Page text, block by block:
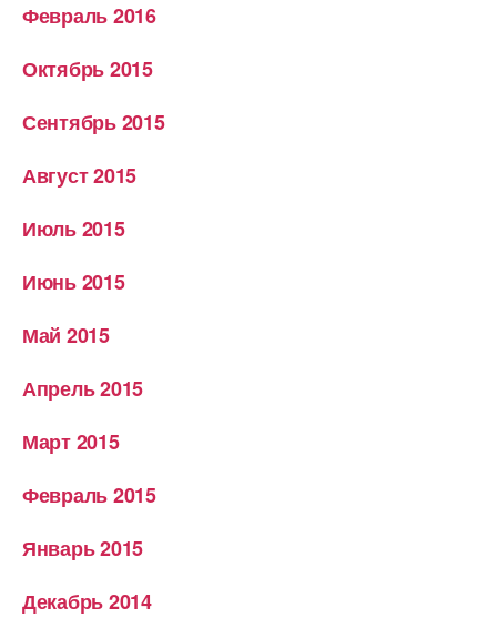
Февраль 2016
Октябрь 2015
Сентябрь 2015
Август 2015
Июль 2015
Июнь 2015
Май 2015
Апрель 2015
Март 2015
Февраль 2015
Январь 2015
Декабрь 2014